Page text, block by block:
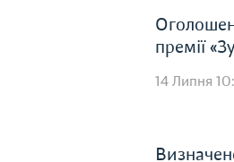
премії
14 Липня